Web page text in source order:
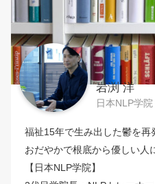
岩渕 洋
日本NLP学
福祉15年で生み出した鬱を再
おだやかで根底から優しい人
【日本NLP学院】